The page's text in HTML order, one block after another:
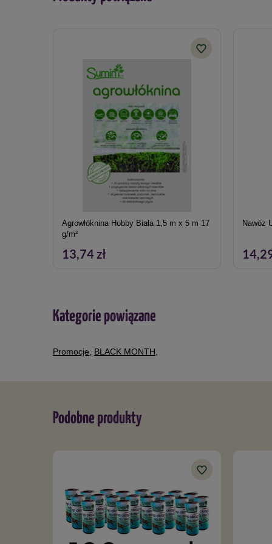
Agrowłóknina Hobby Biała 1,5 m x 5 m 17
g/m²
13,74 zł
Nawóz
Kategorie powiązane
Promocje BLACK MONTH
Podobne produkty